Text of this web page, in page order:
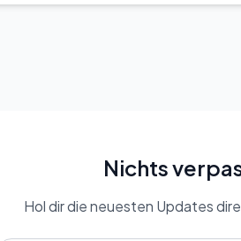
Nichts
Hol dir die neuesten Updates